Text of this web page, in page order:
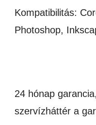
Kompatibilitás:
Photoshop,
24 hónap
szervízháttér a